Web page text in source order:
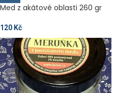
Med z akátové oblasti 260 gr
120 Kč